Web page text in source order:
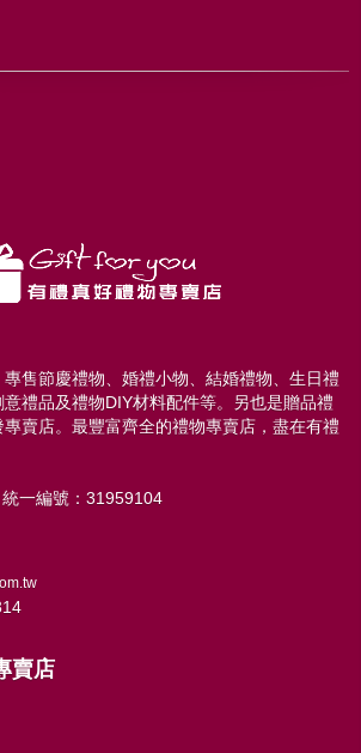
售節慶禮物、婚禮小物、結婚禮物、生日禮
禮品及禮物DIY材料配件等。另也是贈品禮
賣店。最豐富齊全的禮物專賣店，盡在有禮
一編號：31959104
賣店